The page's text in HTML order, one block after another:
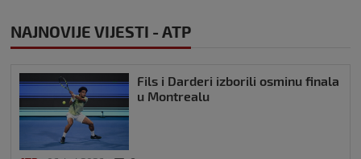
NAJNOVIJE VIJESTI - ATP
Fils i Darderi izborili osminu finala
u Montrealu